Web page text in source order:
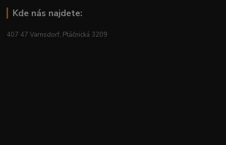
Kde nás najdete:
407 47 Varnsdorf, Ptáčnická 3209